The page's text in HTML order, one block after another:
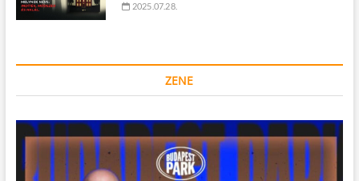
2025.07.28.
ZENE